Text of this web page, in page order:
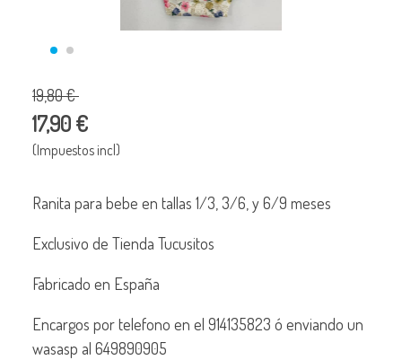
19,80 €
17,90 €
(Impuestos incl)
Ranita para bebe en tallas 1/3, 3/6, y 6/9 meses
Exclusivo de Tienda Tucusitos
Fabricado en España
Encargos por telefono en el 914135823 ó enviando un
wasasp al 649890905